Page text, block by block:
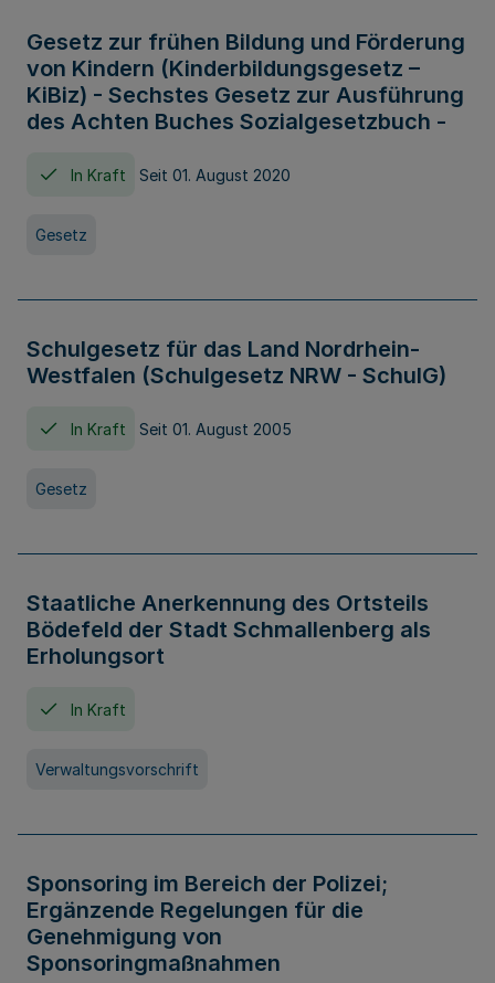
Gesetz zur frühen Bildung und Förderung
von Kindern (Kinderbildungsgesetz –
KiBiz) - Sechstes Gesetz zur Ausführung
des Achten Buches Sozialgesetzbuch -
In Kraft Seit 01. August 2020
Gesetz
Schulgesetz für das Land Nordrhein-
Westfalen (Schulgesetz NRW - SchulG)
In Kraft Seit 01. August 2005
Gesetz
Staatliche Anerkennung des Ortsteils
Bödefeld der Stadt Schmallenberg als
Erholungsort
In Kraft
Verwaltungsvorschrift
Sponsoring im Bereich der Polizei;
Ergänzende Regelungen für die
Genehmigung von
Sponsoringmaßnahmen